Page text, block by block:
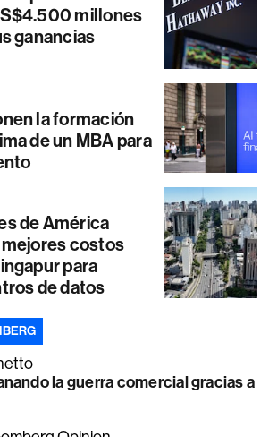
millones
ganancias
la formación
de un MBA para
de América
costos
para
de datos
la guerra comercial gracias a